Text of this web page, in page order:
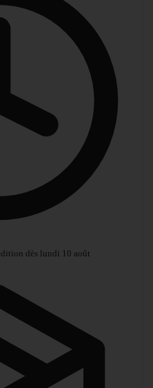
dès lundi 10 août